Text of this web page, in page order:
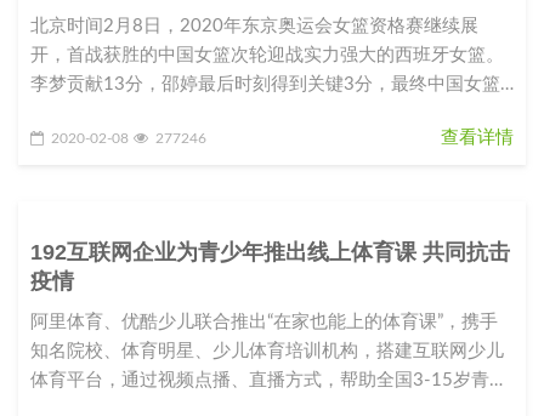
北京时间2月8日，2020年东京奥运会女篮资格赛继续展
开，首战获胜的中国女篮次轮迎战实力强大的西班牙女篮。
李梦贡献13分，邵婷最后时刻得到关键3分，最终中国女篮
2020-02-08 277246 查看详情
192互联网企业为青少年推出线上体育课 共同抗击
疫情
阿里体育、优酷少儿联合推出“在家也能上的体育课”，携手
知名院校、体育明星、少儿体育培训机构，搭建互联网少儿
体育平台，通过视频点播、直播方式，帮助全国3-15岁青少